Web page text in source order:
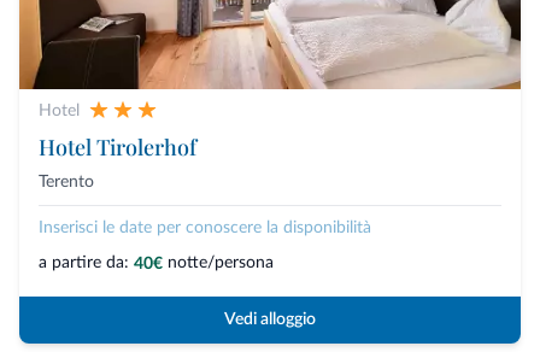
Hotel
Hotel Tirolerhof
Terento
Inserisci le date per conoscere la disponibilità
a partire da: 40€ notte/persona
Vedi alloggio